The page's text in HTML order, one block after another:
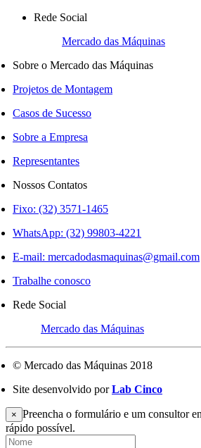
Rede Social
Mercado das Máquinas
Sobre o Mercado das Máquinas
Projetos de Montagem
Casos de Sucesso
Sobre a Empresa
Representantes
Nossos Contatos
Fixo: (32) 3571-1465
WhatsApp: (32) 99803-4221
E-mail: mercadodasmaquinas@gmail.com
Trabalhe conosco
Rede Social
Mercado das Máquinas
© Mercado das Máquinas 2018
Site desenvolvido por Lab Cinco
× Preencha o formulário e um consultor
rápido possível.